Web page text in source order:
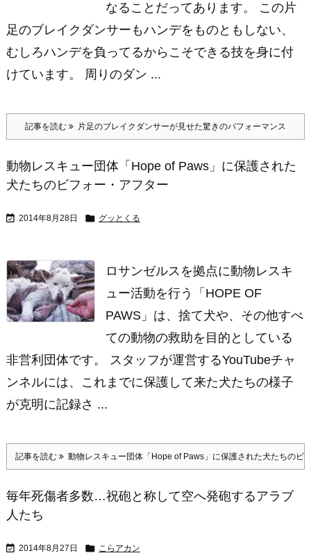
なることだってあります。 この片
足のブレイクダンサーもハンデをものともしない、
むしろハンデを負ってるからこそできる技を身に付
けています。 周りのダン ...
記事を読む 片足のブレイクダンサーが見せた驚きのパフォーマンス
動物レスキュー団体「Hope of Paws」に保護された
犬たちのビフォー・アフター
 2014年8月28日  グッとくる
ロサンゼルスを拠点に動物レスキ
ュー活動を行う「HOPE OF
PAWS」は、捨て犬や、その他すべ
ての動物の救助を目的としている
非営利団体です。 スタッフが運営するYouTubeチャ
ンネルには、これまでに保護して来た犬たちの様子
が克明に記録さ ...
記事を読む 動物レスキュー団体「Hope of Paws」に保護された犬たちのビ
毎年死傷者多数…祝砲と称して空へ発砲するアラブ
人たち
 2014年8月27日  こらアカン